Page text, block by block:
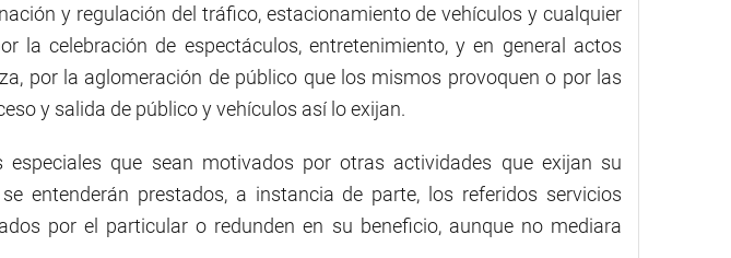
y regulación del tráfico, estacionamiento de vehículos y cualquier
la celebración de espectáculos, entretenimiento, y en general actos
por la aglomeración de público que los mismos provoquen o por las
y salida de público y vehículos así lo exijan.
especiales que sean motivados por otras actividades que exijan su
entenderán prestados, a instancia de parte, los referidos servicios
por el particular o redunden en su beneficio, aunque no mediara